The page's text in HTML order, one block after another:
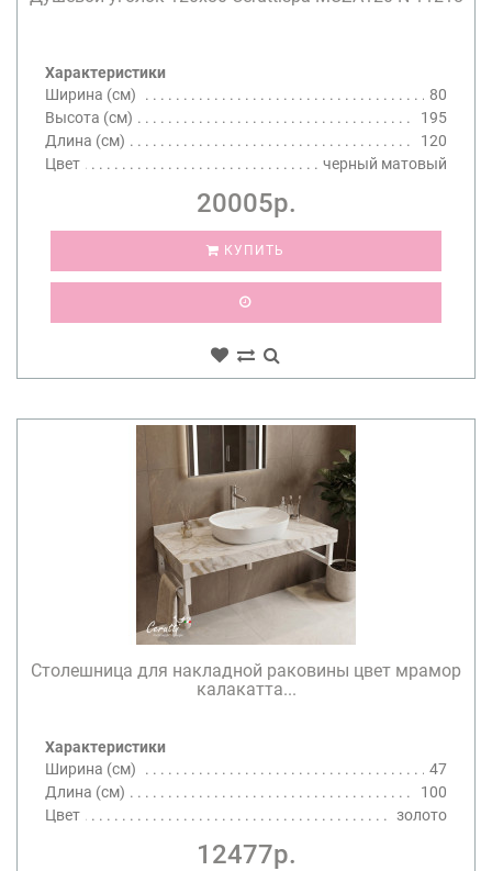
Характеристики
Ширина (см)
80
Высота (см)
195
Длина (см)
120
Цвет
черный матовый
20005р.
КУПИТЬ
Столешница для накладной раковины цвет мрамор
калакатта...
Характеристики
Ширина (см)
47
Длина (см)
100
Цвет
золото
12477р.